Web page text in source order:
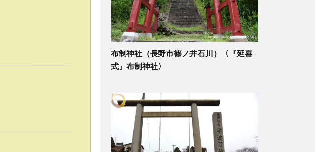
布制神社（長野市篠ノ井石川）〈『延喜
式』布制神社〉